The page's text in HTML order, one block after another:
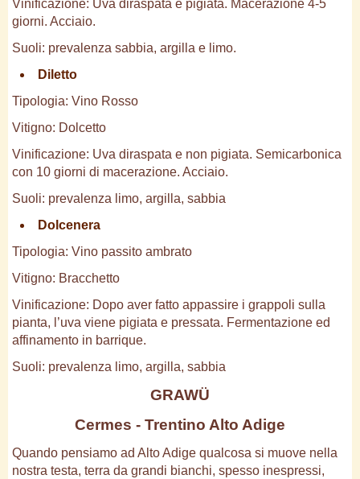
Vinificazione: Uva diraspata e pigiata. Macerazione 4-5
giorni. Acciaio.
Suoli: prevalenza sabbia, argilla e limo.
Diletto
Tipologia: Vino Rosso
Vitigno: Dolcetto
Vinificazione: Uva diraspata e non pigiata. Semicarbonica
con 10 giorni di macerazione. Acciaio.
Suoli: prevalenza limo, argilla, sabbia
Dolcenera
Tipologia: Vino passito ambrato
Vitigno: Bracchetto
Vinificazione: Dopo aver fatto appassire i grappoli sulla
pianta, l’uva viene pigiata e pressata. Fermentazione ed
affinamento in barrique.
Suoli: prevalenza limo, argilla, sabbia
GRAWÜ
Cermes - Trentino Alto Adige
Quando pensiamo ad Alto Adige qualcosa si muove nella
nostra testa, terra da grandi bianchi, spesso inespressi,